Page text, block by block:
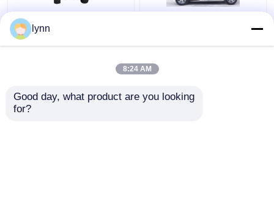
A velocidade máxima
25Km/h 48V/5kw 4
carrinho de golfe com
lynn
8:24 AM
Good day, what product are you looking
for?